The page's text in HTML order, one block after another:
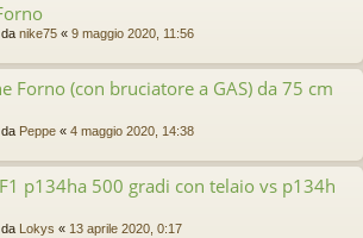
nike75 « 9 maggio 2020, 11:56
Forno (con bruciatore a GAS) da 75 cm
Peppe « 4 maggio 2020, 14:38
p134ha 500 gradi con telaio vs p134h
Lokys « 13 aprile 2020, 0:17